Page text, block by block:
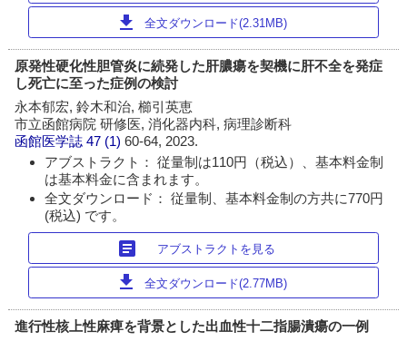
download 全文ダウンロード(2.31MB)
原発性硬化性胆管炎に続発した肝膿瘍を契機に肝不全を発症
し死亡に至った症例の検討
永本郁宏, 鈴木和治, 櫛引英恵
市立函館病院 研修医, 消化器内科, 病理診断科
函館医学誌 47 (1)60-64, 2023.
アブストラクト： 従量制は110円（税込）、基本料金制
は基本料金に含まれます。
全文ダウンロード： 従量制、基本料金制の方共に770円
(税込) です。
article アブストラクトを見る
download 全文ダウンロード(2.77MB)
進行性核上性麻痺を背景とした出血性十二指腸潰瘍の一例